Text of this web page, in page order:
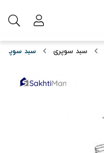
سبد سوپری سبد سوپری وسط